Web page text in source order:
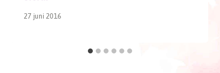
27 juni 2016